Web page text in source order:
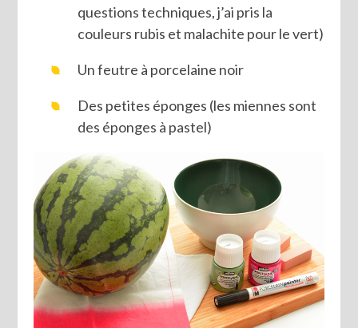
questions techniques, j’ai pris la
couleurs rubis et malachite pour le vert)
Un feutre à porcelaine noir
Des petites éponges (les miennes sont
des éponges à pastel)